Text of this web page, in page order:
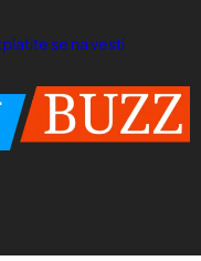
se na vesti